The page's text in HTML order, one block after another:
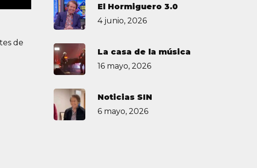
de
El Hormiguero 3.0
4 junio, 2026
La casa de la música
16 mayo, 2026
Noticias SIN
6 mayo, 2026